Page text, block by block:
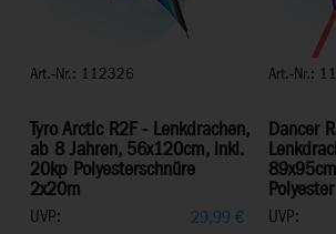
Art.-Nr.: 112326
Tyro Arctic R2F - Lenkdrachen,
ab 8 Jahren, 56x120cm, inkl.
20kp Polyesterschnüre
2x20m
UVP: 29,99 €
Art.-Nr.:
Dancer
UVP: